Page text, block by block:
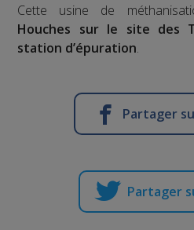
Cette usine de
Houches sur le site des
station d’épuration.
Partager
Partager